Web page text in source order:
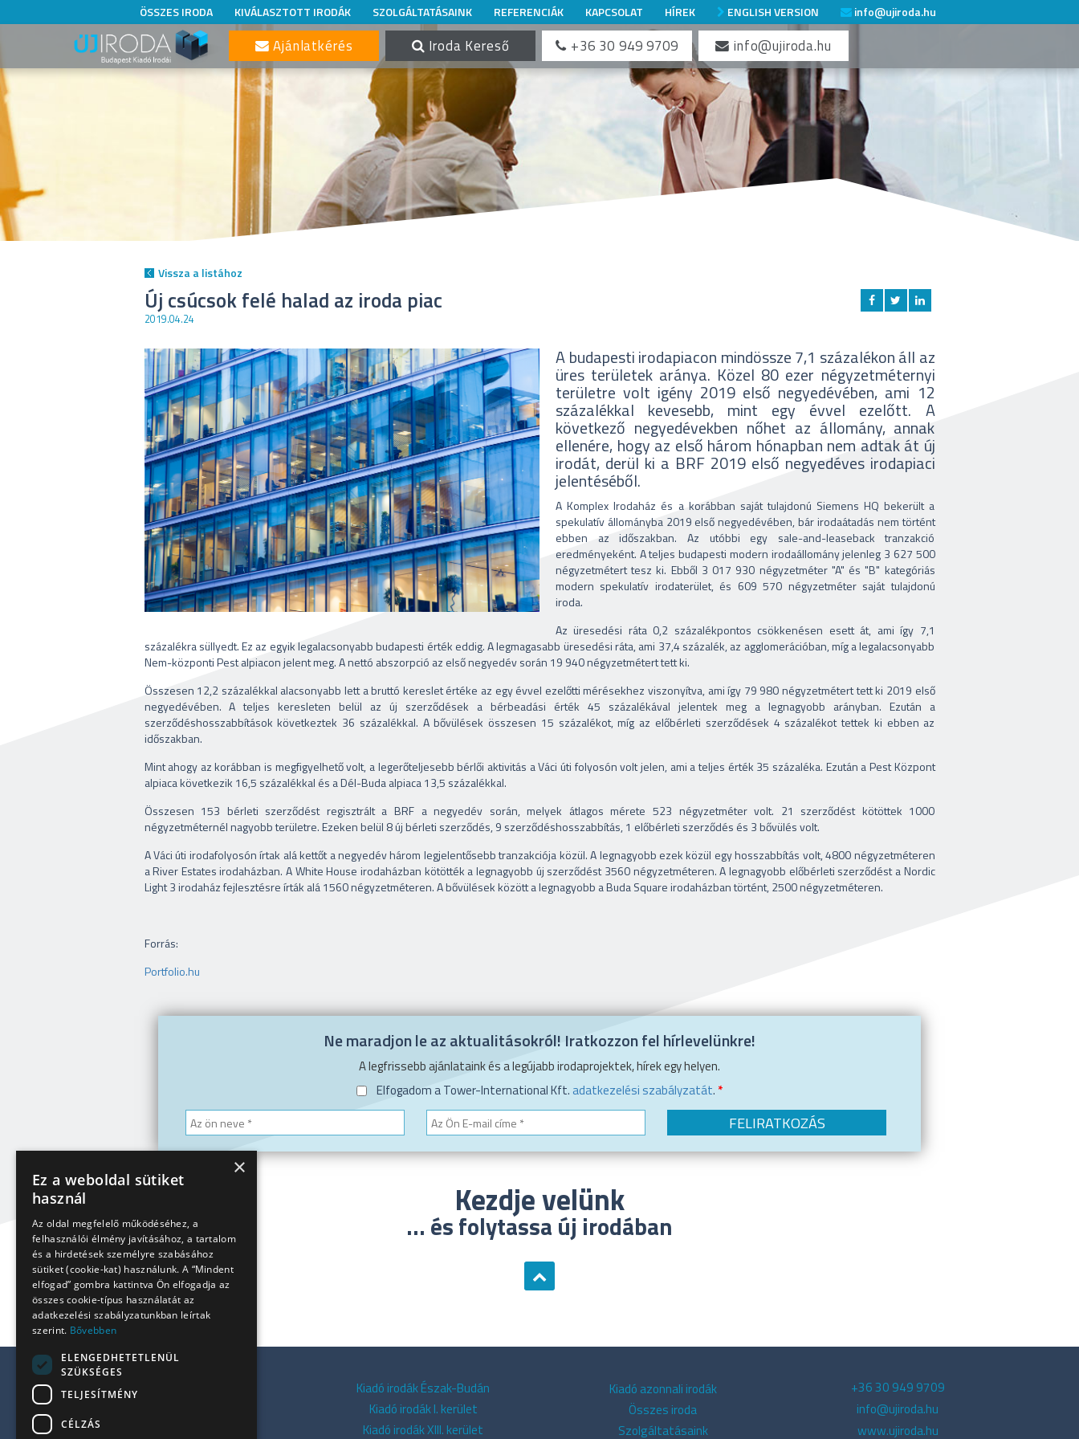
ÖSSZES IRODA KIVÁLASZTOTT IRODÁK SZOLGÁLTATÁSAINK REFERENCIÁK KAPCSOLAT HÍREK ENGLISH VERSION info@ujiroda.hu
Ajánlatkérés Iroda Kereső +36 30 949 9709 info@ujiroda.hu
Vissza a listához
Új csúcsok felé halad az iroda piac
2019.04.24
A budapesti irodapiacon mindössze 7,1 százalékon áll az
üres területek aránya. Közel 80 ezer négyzetméternyi
területre volt igény 2019 első negyedévében, ami 12
százalékkal kevesebb, mint egy évvel ezelőtt. A
következő negyedévekben nőhet az állomány, annak
ellenére, hogy az első három hónapban nem adtak át új
irodát, derül ki a BRF 2019 első negyedéves irodapiaci
jelentéséből.
A Komplex Irodaház és a korábban saját tulajdonú Siemens HQ bekerült a
spekulatív állományba 2019 első negyedévében, bár irodaátadás nem történt
ebben az időszakban. Az utóbbi egy sale-and-leaseback tranzakció
eredményeként. A teljes budapesti modern irodaállomány jelenleg 3 627 500
négyzetmétert tesz ki. Ebből 3 017 930 négyzetméter "A" és "B" kategóriás
modern spekulatív irodaterület, és 609 570 négyzetméter saját tulajdonú
iroda.
Az üresedési ráta 0,2 százalékpontos csökkenésen esett át, ami így 7,1
százalékra süllyedt. Ez az egyik legalacsonyabb budapesti érték eddig. A legmagasabb üresedési ráta, ami 37,4 százalék, az agglomerációban, míg a legalacsonyabb
Nem-központi Pest alpiacon jelent meg. A nettó abszorpció az első negyedév során 19 940 négyzetmétert tett ki.
Összesen 12,2 százalékkal alacsonyabb lett a bruttó kereslet értéke az egy évvel ezelőtti mérésekhez viszonyítva, ami így 79 980 négyzetmétert tett ki 2019 első
negyedévében. A teljes keresleten belül az új szerződések a bérbeadási érték 45 százalékával jelentek meg a legnagyobb arányban. Ezután a
szerződéshosszabbítások következtek 36 százalékkal. A bővülések összesen 15 százalékot, míg az előbérleti szerződések 4 százalékot tettek ki ebben az
időszakban.
Mint ahogy az korábban is megfigyelhető volt, a legerőteljesebb bérlői aktivitás a Váci úti folyosón volt jelen, ami a teljes érték 35 százaléka. Ezután a Pest Központ
alpiaca következik 16,5 százalékkal és a Dél-Buda alpiaca 13,5 százalékkal.
Összesen 153 bérleti szerződést regisztrált a BRF a negyedév során, melyek átlagos mérete 523 négyzetméter volt. 21 szerződést kötöttek 1000
négyzetméternél nagyobb területre. Ezeken belül 8 új bérleti szerződés, 9 szerződéshosszabbítás, 1 előbérleti szerződés és 3 bővülés volt.
A Váci úti irodafolyosón írtak alá kettőt a negyedév három legjelentősebb tranzakciója közül. A legnagyobb ezek közül egy hosszabbítás volt, 4800 négyzetméteren
a River Estates irodaházban. A White House irodaházban kötötték a legnagyobb új szerződést 3560 négyzetméteren. A legnagyobb előbérleti szerződést a Nordic
Light 3 irodaház fejlesztésre írták alá 1560 négyzetméteren. A bővülések között a legnagyobb a Buda Square irodaházban történt, 2500 négyzetméteren.
Forrás:
Portfolio.hu
Ne maradjon le az aktualitásokról! Iratkozzon fel hírlevelünkre!
A legfrissebb ajánlataink és a legújabb irodaprojektek, hírek egy helyen.
Elfogadom a Tower-International Kft. adatkezelési szabályzatát. *
Kezdje velünk
... és folytassa új irodában
Kiadó irodák a Váci úton
Kiadó irodák Észak-Budán
Kiadó irodák I. kerület
Kiadó irodák XIII. kerület
Kiadó azonnali irodák
Összes iroda
Szolgáltatásaink
+36 30 949 9709
info@ujiroda.hu
www.ujiroda.hu
×
Ez a weboldal sütiket
használ
Az oldal megfelelő működéséhez, a
felhasználói élmény javításához, a tartalom
és a hirdetések személyre szabásához
sütiket (cookie-kat) használunk. A “Mindent
elfogad” gombra kattintva Ön elfogadja az
összes cookie-típus használatát az
adatkezelési szabályzatunkban leírtak
szerint. Bővebben
ELENGEDHETETLENÜL
SZÜKSÉGES
TELJESÍTMÉNY
CÉLZÁS